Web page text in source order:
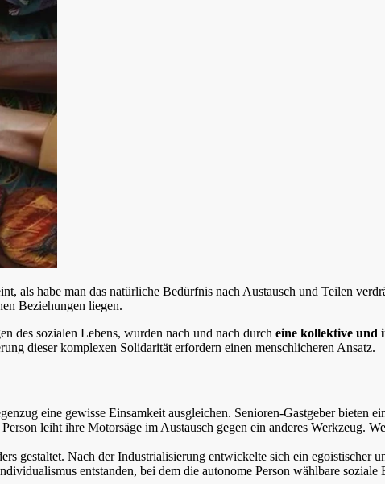
als habe man das natürliche Bedürfnis nach Austausch und Teilen
Beziehungen liegen.
des sozialen Lebens, wurden nach und nach durch eine kollektive und
dieser komplexen Solidarität erfordern einen menschlicheren Ansatz.
eine gewisse Einsamkeit ausgleichen. Senioren-Gastgeber bieten
leiht ihre Motorsäge im Austausch gegen ein anderes Werkzeug.
gestaltet. Nach der Industrialisierung entwickelte sich ein egoistischer
entstanden, bei dem die autonome Person wählbare soziale